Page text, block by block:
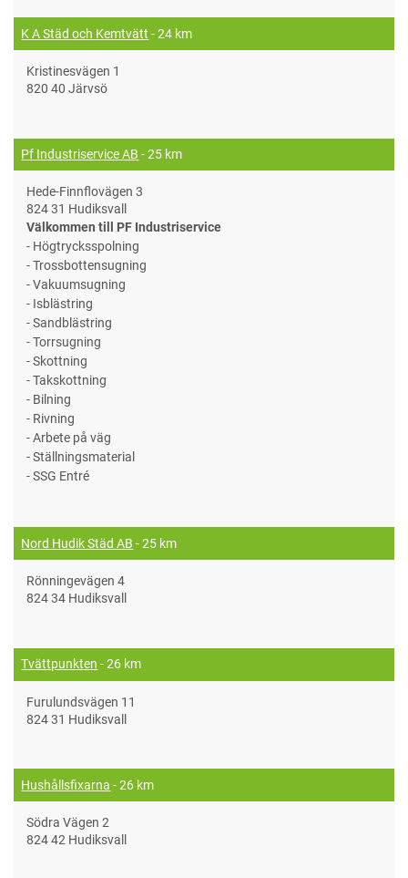
K A Städ och Kemtvätt - 24 km
Kristinesvägen 1
820 40 Järvsö
Pf Industriservice AB - 25 km
Hede-Finnflovägen 3
824 31 Hudiksvall
Välkommen till PF Industriservice
- Högtrycksspolning
- Trossbottensugning
- Vakuumsugning
- Isblästring
- Sandblästring
- Torrsugning
- Skottning
- Takskottning
- Bilning
- Rivning
- Arbete på väg
- Ställningsmaterial
- SSG Entré
Nord Hudik Städ AB - 25 km
Rönningevägen 4
824 34 Hudiksvall
Tvättpunkten - 26 km
Furulundsvägen 11
824 31 Hudiksvall
Hushållsfixarna - 26 km
Södra Vägen 2
824 42 Hudiksvall